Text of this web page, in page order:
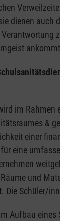
dienen auch
im Rahmen
&
einer
eine
und
Die Schüler/
Aufbau